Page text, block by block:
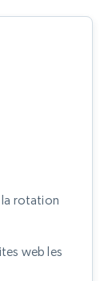
la rotation
web les